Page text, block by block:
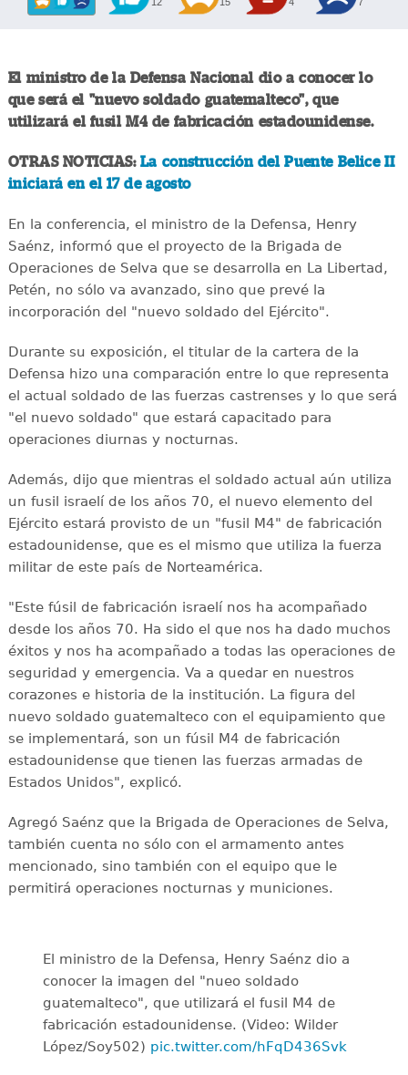
12 15 4 7
El ministro de la Defensa Nacional dio a conocer lo
que será el "nuevo soldado guatemalteco", que
utilizará el fusil M4 de fabricación estadounidense.
OTRAS NOTICIAS:La construcción del Puente Belice II
iniciará en el 17 de agosto
En la conferencia, el ministro de la Defensa, Henry
Saénz, informó que el proyecto de la Brigada de
Operaciones de Selva que se desarrolla en La Libertad,
Petén, no sólo va avanzado, sino que prevé la
incorporación del "nuevo soldado del Ejército".
Durante su exposición, el titular de la cartera de la
Defensa hizo una comparación entre lo que representa
el actual soldado de las fuerzas castrenses y lo que será
"el nuevo soldado" que estará capacitado para
operaciones diurnas y nocturnas.
Además, dijo que mientras el soldado actual aún utiliza
un fusil israelí de los años 70, el nuevo elemento del
Ejército estará provisto de un "fusil M4" de fabricación
estadounidense, que es el mismo que utiliza la fuerza
militar de este país de Norteamérica.
"Este fúsil de fabricación israelí nos ha acompañado
desde los años 70. Ha sido el que nos ha dado muchos
éxitos y nos ha acompañado a todas las operaciones de
seguridad y emergencia. Va a quedar en nuestros
corazones e historia de la institución. La figura del
nuevo soldado guatemalteco con el equipamiento que
se implementará, son un fúsil M4 de fabricación
estadounidense que tienen las fuerzas armadas de
Estados Unidos", explicó.
Agregó Saénz que la Brigada de Operaciones de Selva,
también cuenta no sólo con el armamento antes
mencionado, sino también con el equipo que le
permitirá operaciones nocturnas y municiones.
El ministro de la Defensa, Henry Saénz dio a
conocer la imagen del "nueo soldado
guatemalteco", que utilizará el fusil M4 de
fabricación estadounidense. (Video: Wilder
López/Soy502) pic.twitter.com/hFqD436Svk